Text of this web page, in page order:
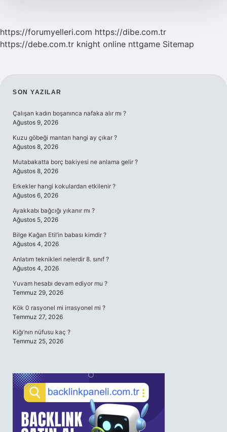
https://forumyelleri.com https://dibe.com.tr
https://debe.com.tr knight online nttgame Sitemap
SIDEBAR
SON YAZILAR
Çalışan kadın boşanınca nafaka alır mı ?
Ağustos 9, 2026
Kuzu göbeği mantarı hangi ay çıkar ?
Ağustos 8, 2026
Mutabakatta borç bakiyesi ne anlama gelir ?
Ağustos 8, 2026
Erkekler hangi kokulardan etkilenir ?
Ağustos 6, 2026
Ayakkabı bağcığı yıkanır mı ?
Ağustos 5, 2026
Bilge Kağan Etil’in babası kimdir ?
Ağustos 4, 2026
Anlatım teknikleri nelerdir 8. sınıf ?
Ağustos 4, 2026
Yuvam hesabı devam ediyor mu ?
Temmuz 29, 2026
Kök 0 rasyonel mi irrasyonel mi ?
Temmuz 27, 2026
Kiğı’nın nüfusu kaç ?
Temmuz 25, 2026